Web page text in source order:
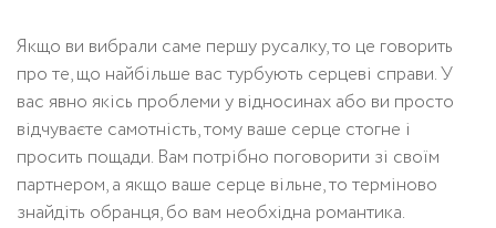
Якщо ви вибрали саме першу русалку, то це говорить
про те, що найбільше вас турбують серцеві справи. У
вас явно якісь проблеми у відносинах або ви просто
відчуваєте самотність, тому ваше серце стогне і
просить пощади. Вам потрібно поговорити зі своїм
партнером, а якщо ваше серце вільне, то терміново
знайдіть обранця, бо вам необхідна романтика.